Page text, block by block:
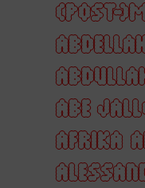
(POST-
ABE
AFRIKA